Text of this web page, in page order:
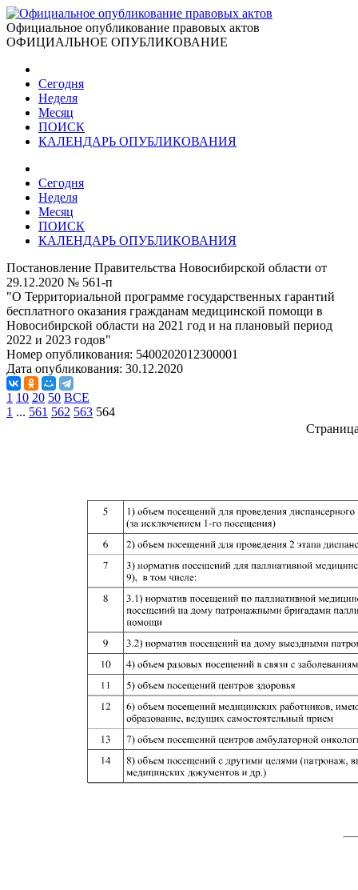
Официальное опубликование правовых актов
ОФИЦИАЛЬНОЕ ОПУБЛИКОВАНИЕ
Сегодня
Неделя
Месяц
ПОИСК
КАЛЕНДАРЬ ОПУБЛИКОВАНИЯ
Сегодня
Неделя
Месяц
ПОИСК
КАЛЕНДАРЬ ОПУБЛИКОВАНИЯ
Постановление Правительства Новосибирской области от
29.12.2020 № 561-п
"О Территориальной программе государственных гарантий
бесплатного оказания гражданам медицинской помощи в
Новосибирской области на 2021 год и на плановый период
2022 и 2023 годов"
Номер опубликования: 5400202012300001
Дата опубликования: 30.12.2020
1 10 20 50 ВСЕ
1 ... 561 562 563 564